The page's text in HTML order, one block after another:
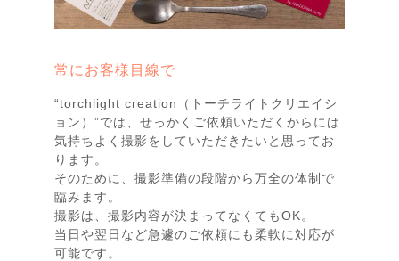
常にお客様目線で
“torchlight creation（トーチライトクリエイシ
ョン）”では、せっかくご依頼いただくからには
気持ちよく撮影をしていただきたいと思ってお
ります。
そのために、撮影準備の段階から万全の体制で
臨みます。
撮影は、撮影内容が決まってなくてもOK。
当日や翌日など急遽のご依頼にも柔軟に対応が
可能です。